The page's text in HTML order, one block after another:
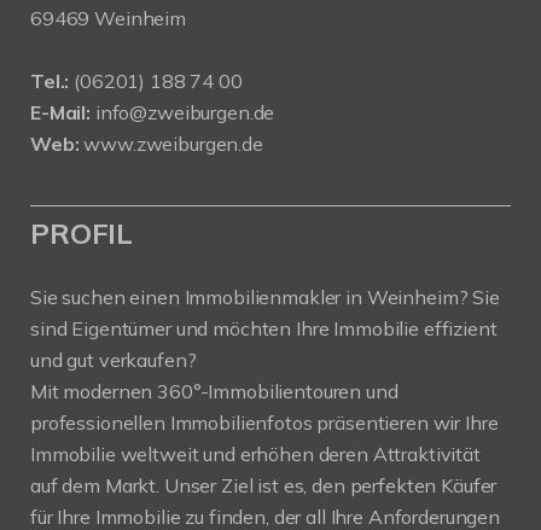
69469 Weinheim
Tel.: (06201) 188 74 00
E-Mail: info@zweiburgen.de
Web: www.zweiburgen.de
PROFIL
Sie suchen einen Immobilienmakler in Weinheim? Sie
sind Eigentümer und möchten Ihre Immobilie effizient
und gut verkaufen?
Mit modernen 360°-Immobilientouren und
professionellen Immobilienfotos präsentieren wir Ihre
Immobilie weltweit und erhöhen deren Attraktivität
auf dem Markt. Unser Ziel ist es, den perfekten Käufer
für Ihre Immobilie zu finden, der all Ihre Anforderungen